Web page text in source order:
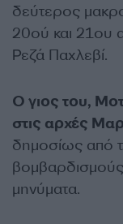
δεύτερος
20ού και 21ου
Ρεζά Παχλεβί.
Ο γιος του,
στις αρχές
δημοσίως από
μηνύματα.